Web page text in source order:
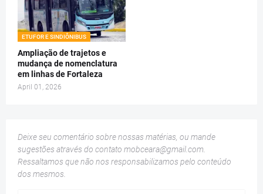
ETUFOR E SINDIÔNIBUS
Ampliação de trajetos e
mudança de nomenclatura
em linhas de Fortaleza
April 01, 2026
Deixe seu comentário sobre nossas matérias, ou mande
sugestões através do contato mobceara@gmail.com.
Ressaltamos que não nos responsabilizamos pelo conteúdo
dos mesmos.